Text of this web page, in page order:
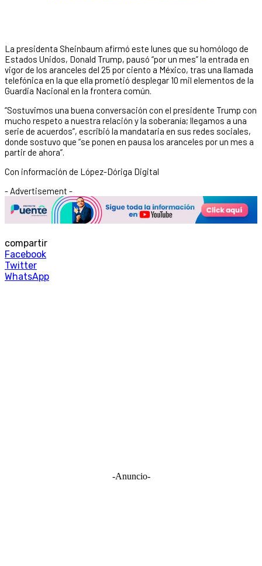
La presidenta Sheinbaum afirmó este lunes que su homólogo de
Estados Unidos, Donald Trump, pausó “por un mes” la entrada en
vigor de los aranceles del 25 por ciento a México, tras una llamada
telefónica en la que ella prometió desplegar 10 mil elementos de la
Guardia Nacional en la frontera común.
“Sostuvimos una buena conversación con el presidente Trump con
mucho respeto a nuestra relación y la soberanía; llegamos a una
serie de acuerdos”, escribió la mandataria en sus redes sociales,
donde sostuvo que “se ponen en pausa los aranceles por un mes a
partir de ahora”.
Con información de López-Dóriga Digital
- Advertisement -
compartir
Facebook
Twitter
WhatsApp
-Anuncio-